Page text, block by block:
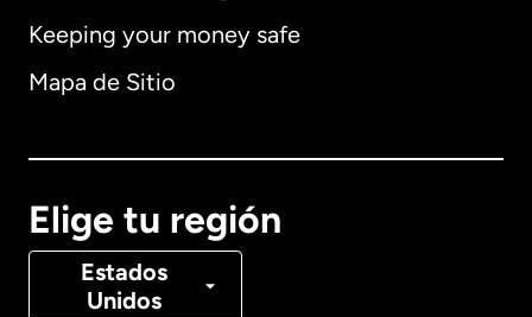
Keeping your money safe
Mapa de Sitio
Elige tu región
Estados
Unidos
Alemania
Canadá Français